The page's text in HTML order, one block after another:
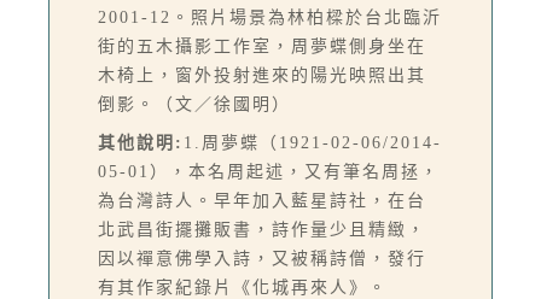
2001-12。照片場景為林柏樑於台北臨沂
街的五木攝影工作室，周夢蝶側身坐在
木椅上，窗外投射進來的陽光映照出其
倒影。（文／徐國明）
其他說明: 1.周夢蝶（1921-02-06/2014-
05-01），本名周起述，又有筆名周拯，
為台灣詩人。早年加入藍星詩社，在台
北武昌街擺攤販書，詩作量少且精緻，
因以禪意佛學入詩，又被稱詩僧，發行
有其作家紀錄片《化城再來人》。